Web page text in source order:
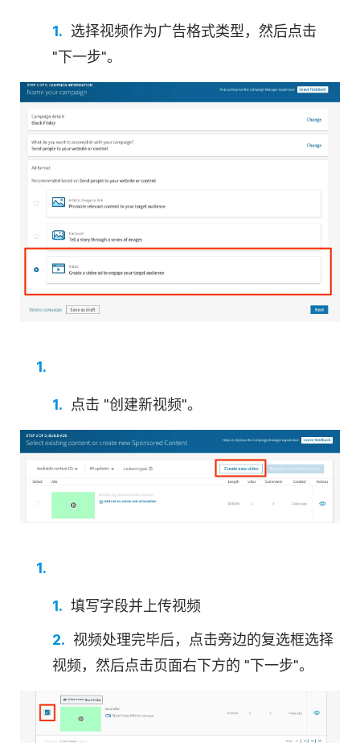
选择视频作为广告格式类型，然后点击
"下一步"。
点击 "创建新视频"。
填写字段并上传视频
视频处理完毕后，点击旁边的复选框选择
视频，然后点击页面右下方的 "下一步"。